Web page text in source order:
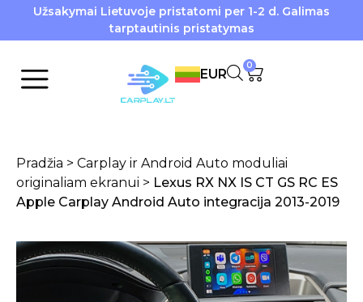
Užsakymai Lietuvoje pristatomi per 1-2 d. Galimas
tarptautinis pristatymas
EUR
0
Pradžia > Carplay ir Android Auto moduliai
originaliam ekranui > Lexus RX NX IS CT GS RC ES
Apple Carplay Android Auto integracija 2013-2019